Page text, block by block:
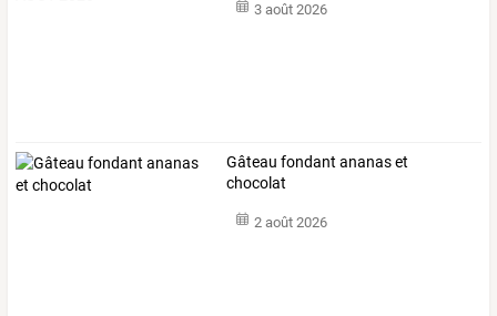
3 août 2026
Gâteau fondant ananas et
chocolat
2 août 2026